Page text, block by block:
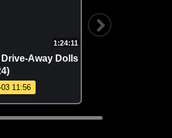
1:24:11
Drive-Away Dolls
11:56